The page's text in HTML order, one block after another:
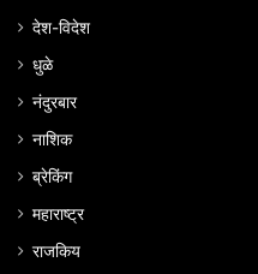
देश-विदेश
धुळे
नंदुरबार
नाशिक
ब्रेकिंग
महाराष्ट्र
राजकिय